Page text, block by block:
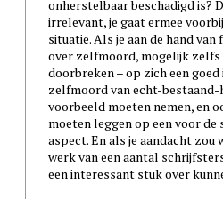
onherstelbaar beschadigd is?
irrelevant, je gaat ermee
situatie. Als je aan de hand van
over zelfmoord, mogelijk zelfs
doorbreken – op zich een goed
zelfmoord van echt-bestaand-
voorbeeld moeten nemen, en
moeten leggen op een voor
aspect. En als je aandacht zou
werk van een aantal
een interessant stuk over